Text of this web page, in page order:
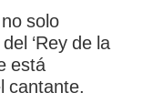
no solo
‘Rey de la
está
cantante.